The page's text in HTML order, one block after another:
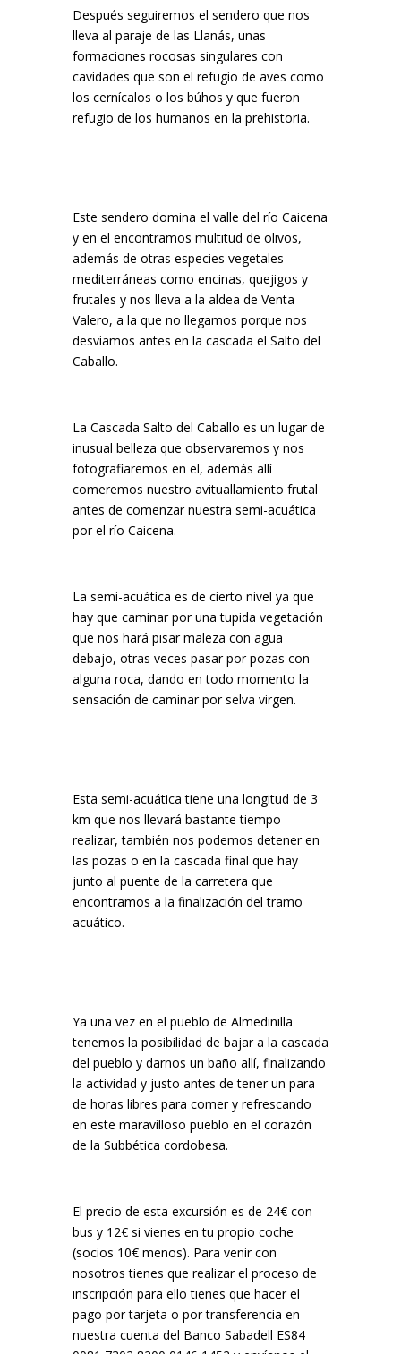
Después seguiremos el sendero que nos
lleva al paraje de las Llanás, unas
formaciones rocosas singulares con
cavidades que son el refugio de aves como
los cernícalos o los búhos y que fueron
refugio de los humanos en la prehistoria.
Este sendero domina el valle del río Caicena
y en el encontramos multitud de olivos,
además de otras especies vegetales
mediterráneas como encinas, quejigos y
frutales y nos lleva a la aldea de Venta
Valero, a la que no llegamos porque nos
desviamos antes en la cascada el Salto del
Caballo.
La Cascada Salto del Caballo es un lugar de
inusual belleza que observaremos y nos
fotografiaremos en el, además allí
comeremos nuestro avituallamiento frutal
antes de comenzar nuestra semi-acuática
por el río Caicena.
La semi-acuática es de cierto nivel ya que
hay que caminar por una tupida vegetación
que nos hará pisar maleza con agua
debajo, otras veces pasar por pozas con
alguna roca, dando en todo momento la
sensación de caminar por selva virgen.
Esta semi-acuática tiene una longitud de 3
km que nos llevará bastante tiempo
realizar, también nos podemos detener en
las pozas o en la cascada final que hay
junto al puente de la carretera que
encontramos a la finalización del tramo
acuático.
Ya una vez en el pueblo de Almedinilla
tenemos la posibilidad de bajar a la cascada
del pueblo y darnos un baño allí, finalizando
la actividad y justo antes de tener un para
de horas libres para comer y refrescando
en este maravilloso pueblo en el corazón
de la Subbética cordobesa.
El precio de esta excursión es de 24€ con
bus y 12€ si vienes en tu propio coche
(socios 10€ menos). Para venir con
nosotros tienes que realizar el proceso de
inscripción para ello tienes que hacer el
pago por tarjeta o por transferencia en
nuestra cuenta del Banco Sabadell ES84